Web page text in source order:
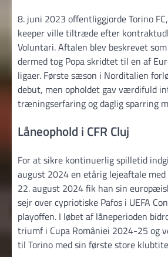
8. juni 2023 offentliggjorde Torino
keeper ville tiltræde efter
Voluntari. Aftalen blev beskrevet
dermed tog Popa skridtet til en af
ligaer. Første sæson i Norditalien
debut, men opholdet gav værdifuld
træningserfaring og daglig sparring
Låneophold i CFR Cluj
For at sikre kontinuerlig spilletid
august 2024 en etårig lejeaftale med
22. august 2024 fik han sin
sejr over cypriotiske Pafos i UEFA
playoffen. I løbet af låneperioden
triumf i Cupa României 2024-25 og
til Torino med sin første store